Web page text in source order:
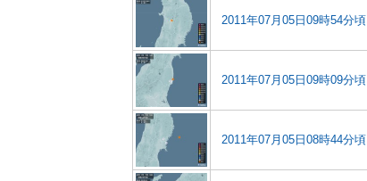
2011年07月05日09時54分頃
2011年07月05日09時09分頃
2011年07月05日08時44分頃